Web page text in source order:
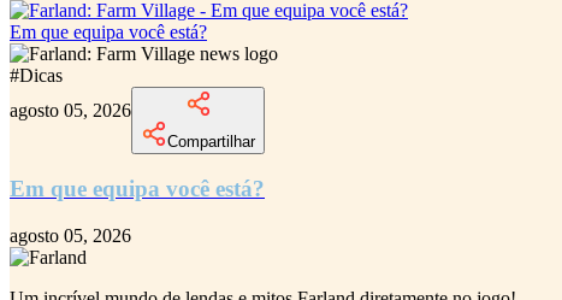
Em que equipa você está?
#Dicas
agosto 05, 2026
Compartilhar
Em que equipa você está?
agosto 05, 2026